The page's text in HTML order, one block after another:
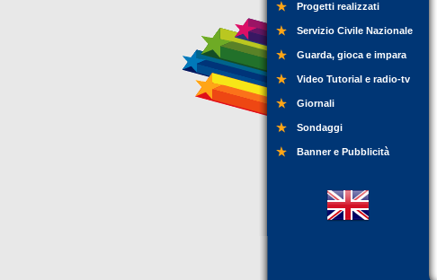
Progetti realizzati
Servizio Civile Nazionale
Guarda, gioca e impara
Video Tutorial e radio-tv
Giornali
Sondaggi
Banner e Pubblicità